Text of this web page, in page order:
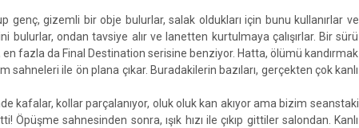
genç, gizemli bir obje bulurlar, salak oldukları için bunu kullanırlar ve
bulurlar, ondan tavsiye alır ve lanetten kurtulmaya çalışırlar. Bir sürü
fazla da Final Destination serisine benziyor. Hatta, ölümü kandırmak
ile ön plana çıkar. Buradakilerin bazıları, gerçekten çok kanlı
kafalar, kollar parçalanıyor, oluk oluk kan akıyor ama bizim seanstaki
sahnesinden sonra, ışık hızı ile çıkıp gittiler salondan. Kanlı